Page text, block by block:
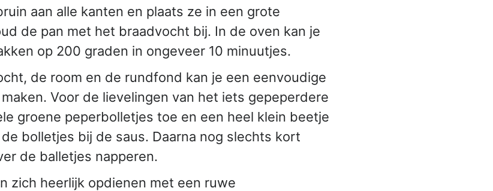
aan alle kanten en plaats ze in een grote
de pan met het braadvocht bij. In de oven kan je
op 200 graden in ongeveer 10 minuutjes.
de room en de rundfond kan je een eenvoudige
Voor de lievelingen van het iets gepeperdere
groene peperbolletjes toe en een heel klein beetje
bolletjes bij de saus. Daarna nog slechts kort
de balletjes napperen.
zich heerlijk opdienen met een ruwe